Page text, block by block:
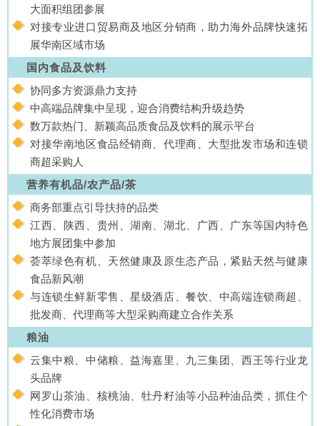
大面积组团参展
对接专业进口贸易商及地区分销商，助力海外品牌快速拓
展华南区域市场
国内食品及饮料
协同多方资源鼎力支持
中高端品牌集中呈现，迎合消费结构升级趋势
数万款热门、新颖高品质食品及饮料的展示平台
对接华南地区食品经销商、代理商、大型批发市场和连锁
商超采购人
营养有机品/农产品/茶
商务部重点引导扶持的品类
江西、陕西、贵州、湖南、湖北、广西、广东等国内特色
地方展团集中参加
荟萃绿色有机、天然健康及原生态产品，紧贴天然与健康
食品新风潮
与连锁生鲜新零售、星级酒店、餐饮、中高端连锁商超、
批发商、代理商等大型采购商建立合作关系
粮油
云集中粮、中储粮、益海嘉里、九三集团、西王等行业龙
头品牌
网罗山茶油、核桃油、牡丹籽油等小品种油品类，抓住个
性化消费市场